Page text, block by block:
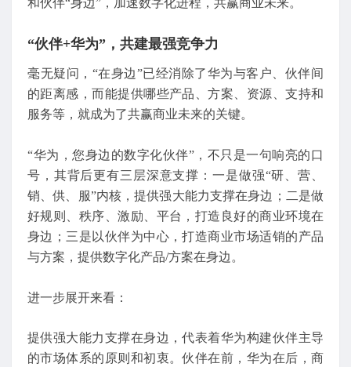
和伙伴“身边”，加速数字化进程，共赢商业未来。
“伙伴+华为”，共建最强竞争力
毫无疑问，“在身边”已经消除了华为与客户、伙伴间
的距离感，而能提供哪些产品、方案、资源、支持和
服务等，就成为了共赢商业未来的关键。
“华为，您身边的数字化伙伴”，不只是一句响亮的口
号，其背后更有三层深意支撑：一是做强“研、营、
销、供、服”内核，提供强大能力支撑在身边；二是做
好规则、秩序、激励、平台，打造良好的商业环境在
身边；三是以伙伴为中心，打造商业市场适销的产品
与方案，提供数字化产品/方案在身边。
进一步展开来看：
提供强大能力支撑在身边，代表着华为构建伙伴主导
的市场体系的原则和初衷。伙伴在前，华为在后，商